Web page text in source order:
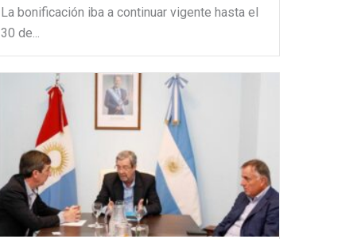
La bonificación iba a continuar vigente hasta el
30 de...